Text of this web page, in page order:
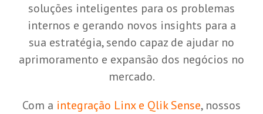
soluções inteligentes para os problemas
internos e gerando novos insights para a
sua estratégia, sendo capaz de ajudar no
aprimoramento e expansão dos negócios no
mercado.
Com a integração Linx e Qlik Sense, nossos